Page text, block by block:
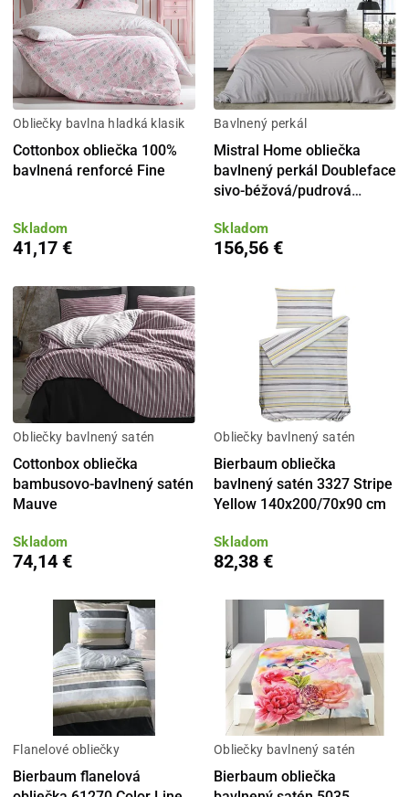
Obliečky bavlna hladká klasik
Cottonbox obliečka 100%
bavlnená renforcé Fine
Skladom
41,17 €
Bavlnený perkál
Mistral Home obliečka
bavlnený perkál Doubleface
sivo-béžová/pudrová
Skladom
156,56 €
Obliečky bavlnený satén
Cottonbox obliečka
bambusovo-bavlnený satén
Mauve
Skladom
74,14 €
Obliečky bavlnený satén
Bierbaum obliečka
bavlnený satén 3327 Stripe
Yellow 140x200/70x90 cm
Skladom
82,38 €
Flanelové obliečky
Bierbaum flanelová
Obliečky bavlnený satén
Bierbaum obliečka